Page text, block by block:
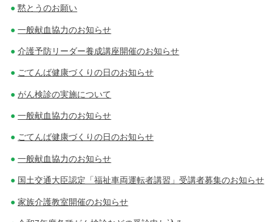
黙とうのお願い
一般献血協力のお知らせ
介護予防リーダー養成講座開催のお知らせ
ごてんば健康づくりの日のお知らせ
がん検診の実施について
一般献血協力のお知らせ
ごてんば健康づくりの日のお知らせ
一般献血協力のお知らせ
国土交通大臣認定「福祉車両運転者講習」受講者募集のお知らせ
家族介護教室開催のお知らせ